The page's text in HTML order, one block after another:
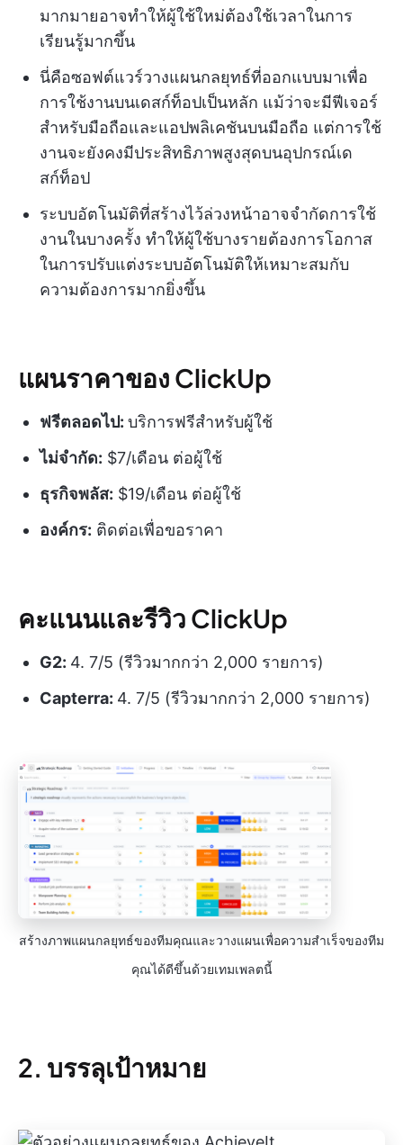
มากมายอาจทำให้ผู้ใช้ใหม่ต้องใช้เวลาในการ
เรียนรู้มากขึ้น
นี่คือซอฟต์แวร์วางแผนกลยุทธ์ที่ออกแบบมาเพื่อ
การใช้งานบนเดสก์ท็อปเป็นหลัก แม้ว่าจะมีฟีเจอร์
สำหรับมือถือและแอปพลิเคชันบนมือถือ แต่การใช้
งานจะยังคงมีประสิทธิภาพสูงสุดบนอุปกรณ์เด
สก์ท็อป
ระบบอัตโนมัติที่สร้างไว้ล่วงหน้าอาจจำกัดการใช้
งานในบางครั้ง ทำให้ผู้ใช้บางรายต้องการโอกาส
ในการปรับแต่งระบบอัตโนมัติให้เหมาะสมกับ
ความต้องการมากยิ่งขึ้น
แผนราคาของ ClickUp
ฟรีตลอดไป: บริการฟรีสำหรับผู้ใช้
ไม่จำกัด: $7/เดือน ต่อผู้ใช้
ธุรกิจพลัส: $19/เดือน ต่อผู้ใช้
องค์กร: ติดต่อเพื่อขอราคา
คะแนนและรีวิว ClickUp
G2: 4. 7/5 (รีวิวมากกว่า 2,000 รายการ)
Capterra: 4. 7/5 (รีวิวมากกว่า 2,000 รายการ)
สร้างภาพแผนกลยุทธ์ของทีมคุณและวางแผนเพื่อความสำเร็จของทีม
คุณได้ดีขึ้นด้วยเทมเพลตนี้
2. บรรลุเป้าหมาย